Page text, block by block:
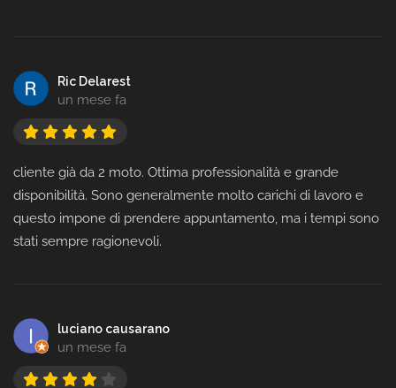
Ric Delarest
un mese fa
cliente già da 2 moto. Ottima professionalità e grande
disponibilità. Sono generalmente molto carichi di lavoro e
questo impone di prendere appuntamento, ma i tempi sono
stati sempre ragionevoli.
luciano causarano
un mese fa